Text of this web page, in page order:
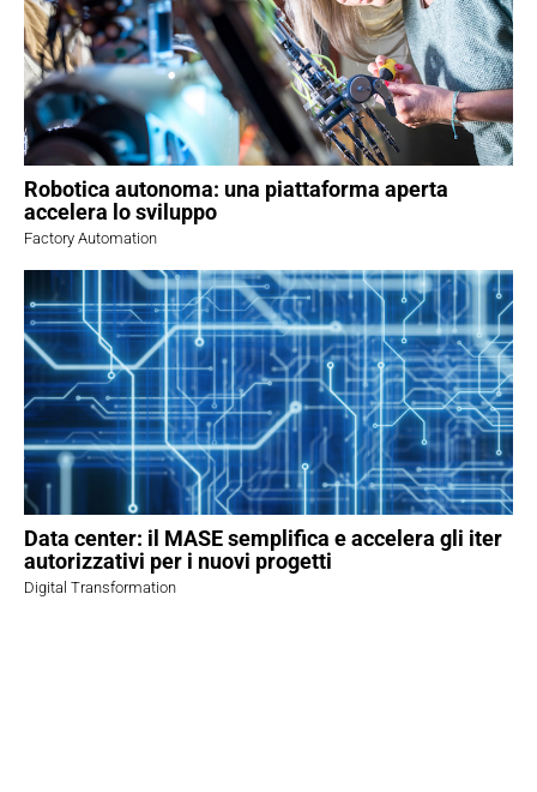
Robotica autonoma: una piattaforma aperta
accelera lo sviluppo
Factory Automation
Data center: il MASE semplifica e accelera gli iter
autorizzativi per i nuovi progetti
Digital Transformation